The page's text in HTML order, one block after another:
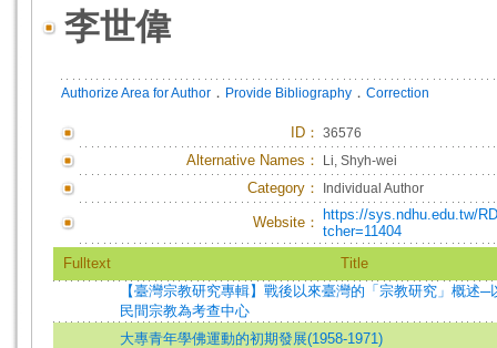
李世偉
Authorize Area for Author ． Provide Bibliography ． Correction
ID ： 36576
Alternative Names： Li, Shyh-wei
Category： Individual Author
Website：
https://sys.ndhu.edu.tw/
tcher=11404
Fulltext
Title
【臺灣宗教研究專輯】戰後以來臺灣的「宗教研究」概述─
民間宗教為考查中心
大專青年學佛運動的初期發展(1958-1971)